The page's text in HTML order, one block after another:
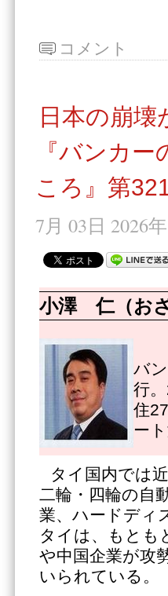
コメント
日本の崩
『バンカ
ころ』第
7月 03日 2026年
小澤 仁（おざ
バ
行
住
ート
タイ国内では
二輪・四輪の自
業、ハードディ
タイは、もとも
や中国企業が攻
いられている。